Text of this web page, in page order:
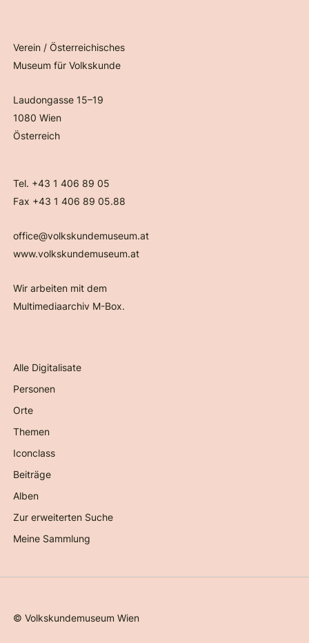
Verein / Österreichisches
Museum für Volkskunde
Laudongasse 15–19
1080 Wien
Österreich
Tel. +43 1 406 89 05
Fax +43 1 406 89 05.88
office@volkskundemuseum.at
www.volkskundemuseum.at
Wir arbeiten mit dem
Multimediaarchiv M-Box.
Alle Digitalisate
Personen
Orte
Themen
Iconclass
Beiträge
Alben
Zur erweiterten Suche
Meine Sammlung
©Volkskundemuseum Wien